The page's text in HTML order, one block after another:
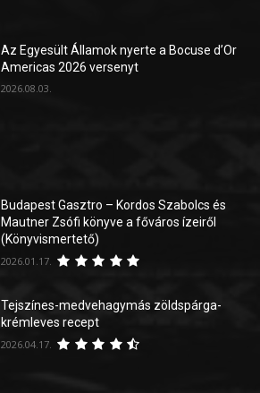
Az Egyesült Államok nyerte a Bocuse d’Or
Americas 2026 versenyt
2026.08.03.
Budapest Gasztro – Kordos Szabolcs és
Mautner Zsófi könyve a főváros ízeiről
(Könyvismertető)
2026.01.17.
Tejszínes-medvehagymás zöldspárga-
krémleves recept
2026.04.17.